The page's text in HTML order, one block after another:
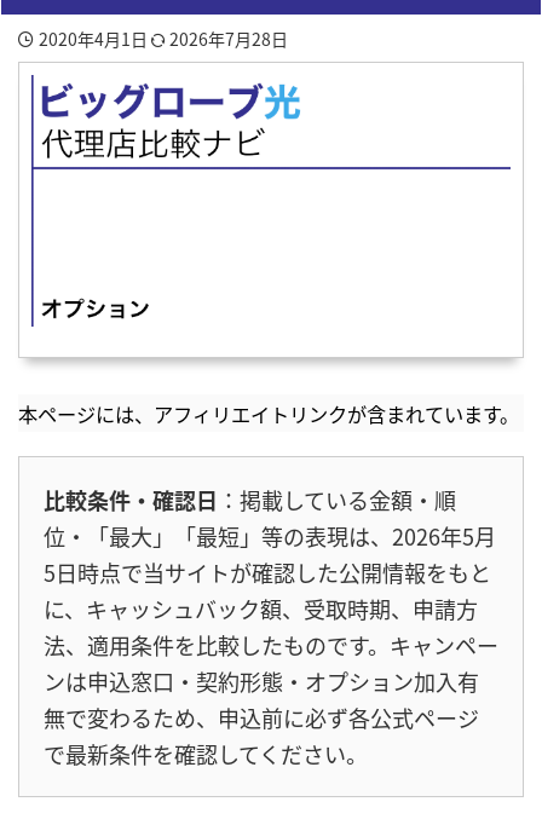
2020年4月1日 2026年7月28日
本ページには、アフィリエイトリンクが含まれています。
比較条件・確認日 ：掲載している金額・順
位・「最大」「最短」等の表現は、2026年5月
5日時点で当サイトが確認した公開情報をもと
に、キャッシュバック額、受取時期、申請方
法、適用条件を比較したものです。キャンペー
ンは申込窓口・契約形態・オプション加入有
無で変わるため、申込前に必ず各公式ページ
で最新条件を確認してください。